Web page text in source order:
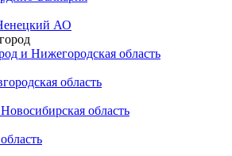
АО
и Нижегородская область
область
область